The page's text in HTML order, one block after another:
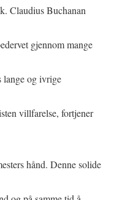
Claudius Buchanan
gjennom mange
lange og ivrige
villfarelse, fortjener
hånd. Denne solide